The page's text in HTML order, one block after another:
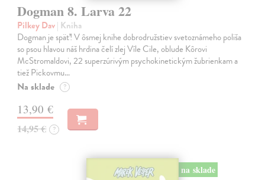
Dogman 8. Larva 22
Pilkey Dav| Kniha
Dogman je späť! V ôsmej knihe dobrodružstiev svetoznámeho poliša
so psou hlavou náš hrdina čelí zlej Víle Cile, oblude Kôrovi
McStromaldovi, 22 superzúrivým psychokinetickým žubrienkam a
tiež Pickovmu…
Na sklade ?
13,90 €
14,95 € ?
na sklade